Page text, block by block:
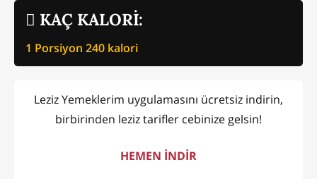
KAÇ KALORİ:
1 Porsiyon 240 kalori
Leziz Yemeklerim uygulamasını ücretsiz indirin,
birbirinden leziz tarifler cebinize gelsin!
HEMEN İNDİR